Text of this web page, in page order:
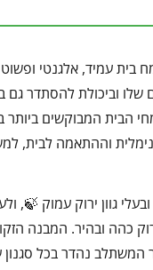
שלו וביכולת להסתדר גם
הבית המבוקשים ביותר
וההתאמה לבית,
גוון ירוק עמוק 🍃,
ירוק כהה ובהיר. המבנה
נהדר בכל סגנון